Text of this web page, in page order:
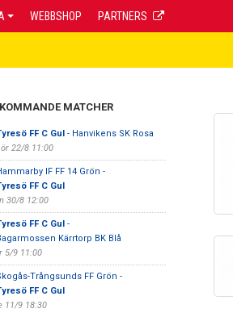
WEBBSHOP PARTNERS
KOMMANDE MATCHER
FF C Gul- Hanvikens SK Rosa
22/8 11:00
IF FF 14 Grön -
FF C Gul
30/8 12:00
FF C Gul-
Kärrtorp BK Blå
5/9 11:00
Trångsunds FF Grön -
FF C Gul
11/9 18:30